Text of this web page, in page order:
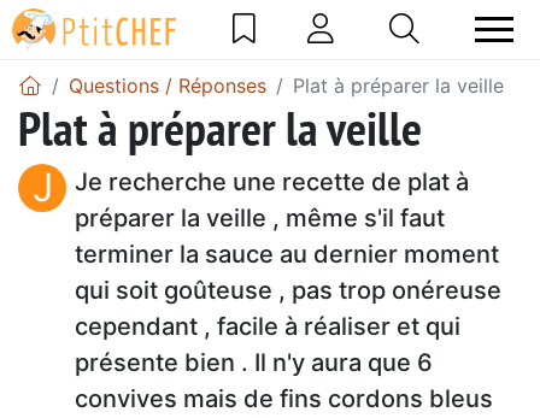
Questions / Réponses Plat à préparer la veille
Plat à préparer la veille
J
Je recherche une recette de plat à
préparer la veille , même s'il faut
terminer la sauce au dernier moment
qui soit goûteuse , pas trop onéreuse
cependant , facile à réaliser et qui
présente bien . Il n'y aura que 6
convives mais de fins cordons bleus